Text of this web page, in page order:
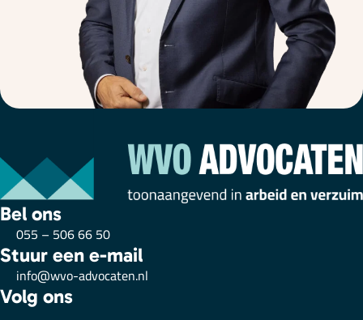
Bel ons
055 – 506 66 50
Stuur een e-mail
info@wvo-advocaten.nl
Volg ons